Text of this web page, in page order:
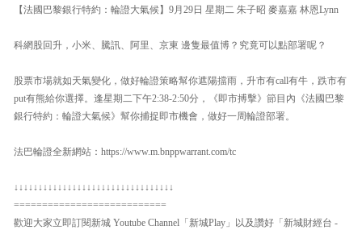
【法國巴黎銀行特約：輪證大氣候】9月29日 星期二 朱子昭 麥嘉嘉 林恩Lynn
科網股回升，小米、騰訊、阿里、京東 邊隻最值博？究竟可以點部署呢？
股票市場就如天氣變化，做好輪證策略幫你遮陽擋雨，升市有call有牛，跌市有
put有熊給你選擇。逢星期二下午2:38-2:50分，《即市搏擊》節目內《法國巴黎
銀行特約：輪證大氣候》幫你捕捉即市機會，做好一周輪證部署。
法巴輪證全新網站：https://www.m.bnppwarrant.com/tc
↓↓↓↓↓↓↓↓↓↓↓↓↓↓↓↓↓↓↓↓↓↓↓↓↓↓↓↓↓↓↓↓↓
===========================
歡迎大家立即訂閱新城 Youtube Channel「新城Play」以及讚好「新城財經台 -